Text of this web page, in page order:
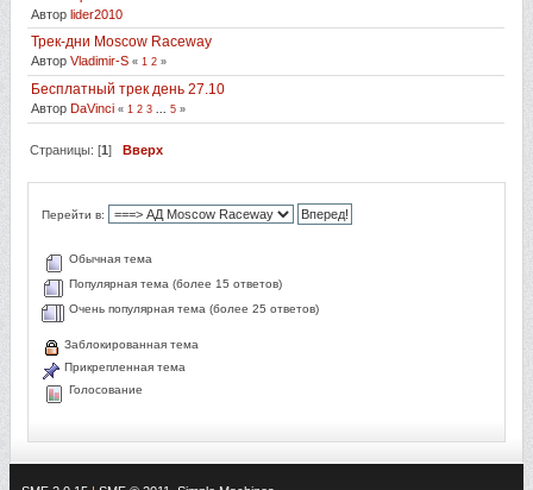
Авторlider2010
Трек-дни Moscow Raceway
АвторVladimir-S «1 2 »
Бесплатный трек день 27.10
АвторDaVinci «1 2 3 ...5 »
Страницы: [1]Вверх
Перейти в:
Обычная тема
Популярная тема (более 15 ответов)
Очень популярная тема (более 25 ответов)
Заблокированная тема
Прикрепленная тема
Голосование